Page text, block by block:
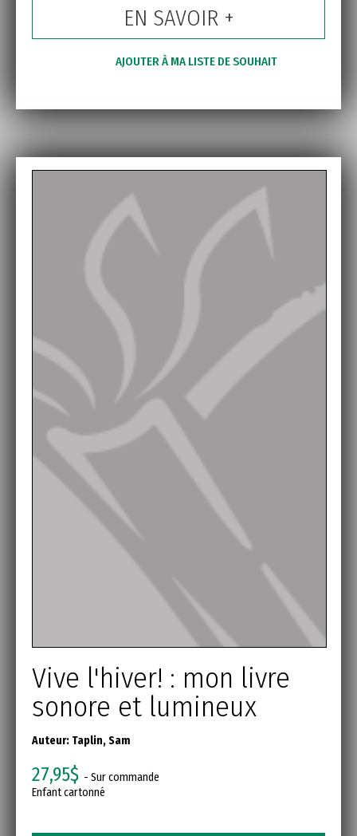
EN SAVOIR +
AJOUTER À MA LISTE DE SOUHAIT
Vive l'hiver! : mon livre
sonore et lumineux
Auteur: Taplin, Sam
27,95$ - Sur commande
Enfant cartonné